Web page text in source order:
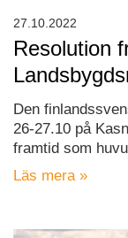
Resolution
Den
26-27.10 på
framtid som
Läs mera »
27.10.2022